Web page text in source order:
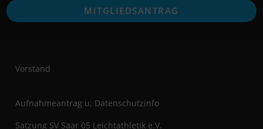
MITGLIEDSANTRAG
Vorstand
Aufnahmeantrag u. Datenschutzinfo
Satzung SV Saar 05 Leichtathletik e.V.